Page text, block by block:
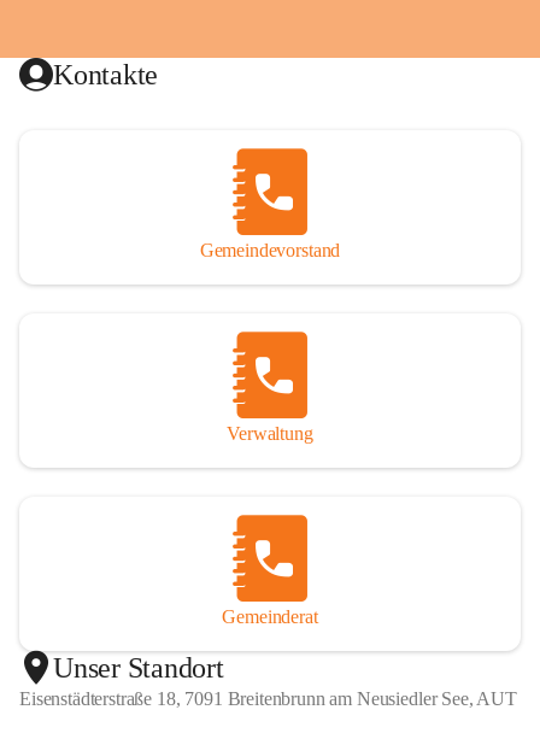
Kontakte
Gemeindevorstand
Verwaltung
Gemeinderat
Unser Standort
Eisenstädterstraße 18, 7091 Breitenbrunn am Neusiedler See, AUT